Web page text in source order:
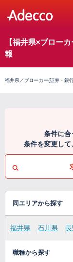
【福井県×ブロー
報
福井県／ブローカー(証券・銀
条件に合
条件を変更して
同エリアから探す
福井県 石川県
職種から探す